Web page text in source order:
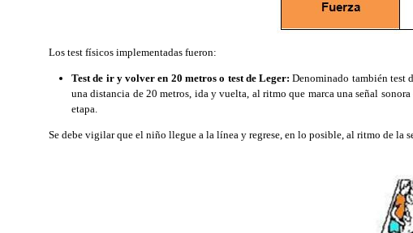
Los test físicos implementadas fueron:
Test de ir y volver en 20 metros o test de Leger:Denominado también test
una distancia de 20 metros, ida y vuelta, al ritmo que marca una señal
etapa.
Se debe vigilar que el niño llegue a la línea y regrese, en lo posible, al ritmo de la